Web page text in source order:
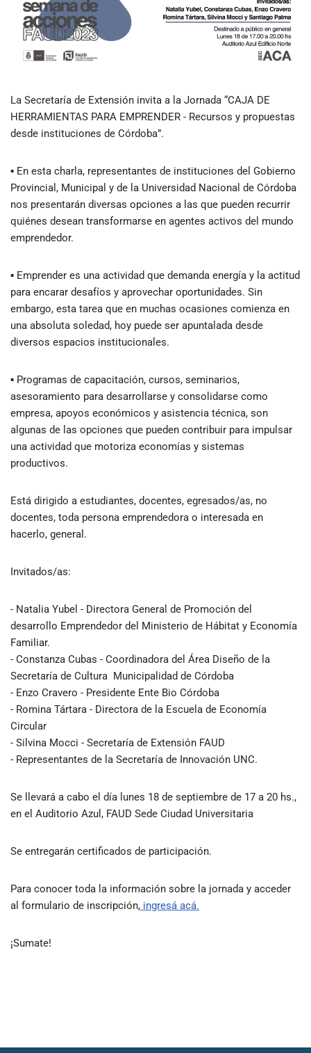
La Secretaría de Extensión invita a la Jornada “CAJA DE
HERRAMIENTAS PARA EMPRENDER - Recursos y propuestas
desde instituciones de Córdoba”.
▪ En esta charla, representantes de instituciones del Gobierno
Provincial, Municipal y de la Universidad Nacional de Córdoba
nos presentarán diversas opciones a las que pueden recurrir
quiénes desean transformarse en agentes activos del mundo
emprendedor.
▪ Emprender es una actividad que demanda energía y la actitud
para encarar desafíos y aprovechar oportunidades. Sin
embargo, esta tarea que en muchas ocasiones comienza en
una absoluta soledad, hoy puede ser apuntalada desde
diversos espacios institucionales.
▪ Programas de capacitación, cursos, seminarios,
asesoramiento para desarrollarse y consolidarse como
empresa, apoyos económicos y asistencia técnica, son
algunas de las opciones que pueden contribuir para impulsar
una actividad que motoriza economías y sistemas
productivos.
Está dirigido a estudiantes, docentes, egresados/as, no
docentes, toda persona emprendedora o interesada en
hacerlo, general.
Invitados/as:
- Natalia Yubel - Directora General de Promoción del
desarrollo Emprendedor del Ministerio de Hábitat y Economía
Familiar.
- Constanza Cubas - Coordinadora del Área Diseño de la
Secretaría de Cultura Municipalidad de Córdoba
- Enzo Cravero - Presidente Ente Bio Córdoba
- Romina Tártara - Directora de la Escuela de Economía
Circular
- Silvina Mocci - Secretaría de Extensión FAUD
- Representantes de la Secretaría de Innovación UNC.
Se llevará a cabo el día lunes 18 de septiembre de 17 a 20 hs.,
en el Auditorio Azul, FAUD Sede Ciudad Universitaria
Se entregarán certificados de participación.
Para conocer toda la información sobre la jornada y acceder
al formulario de inscripción, ingresá acá.
¡Sumate!